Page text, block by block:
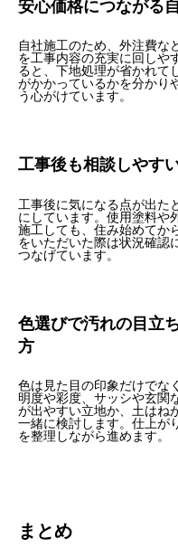
安心価格につながる
自社施工のため、外注費な
を工事内容の充実に回しや
ると、下地処理が省かれて
がかかっているかを分かり
う心がけています。
工事後も相談しやす
工事後に気になる点が出た
にしています。使用塗料や
施工しても、住み始めてか
をいただいた際は状況確認
つなげています。
色選びで汚れの目立
方
色は見た目の印象だけでな
明度や彩度、サッシや玄関
が出やすい立地か、土はね
一緒に検討します。仕上が
を整理しながら進めます。
まとめ